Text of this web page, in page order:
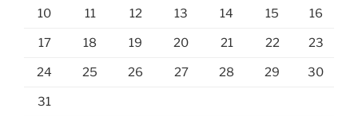
10 11 12 13 14 15 16
17 18 19 20 21 22 23
24 25 26 27 28 29 30
31